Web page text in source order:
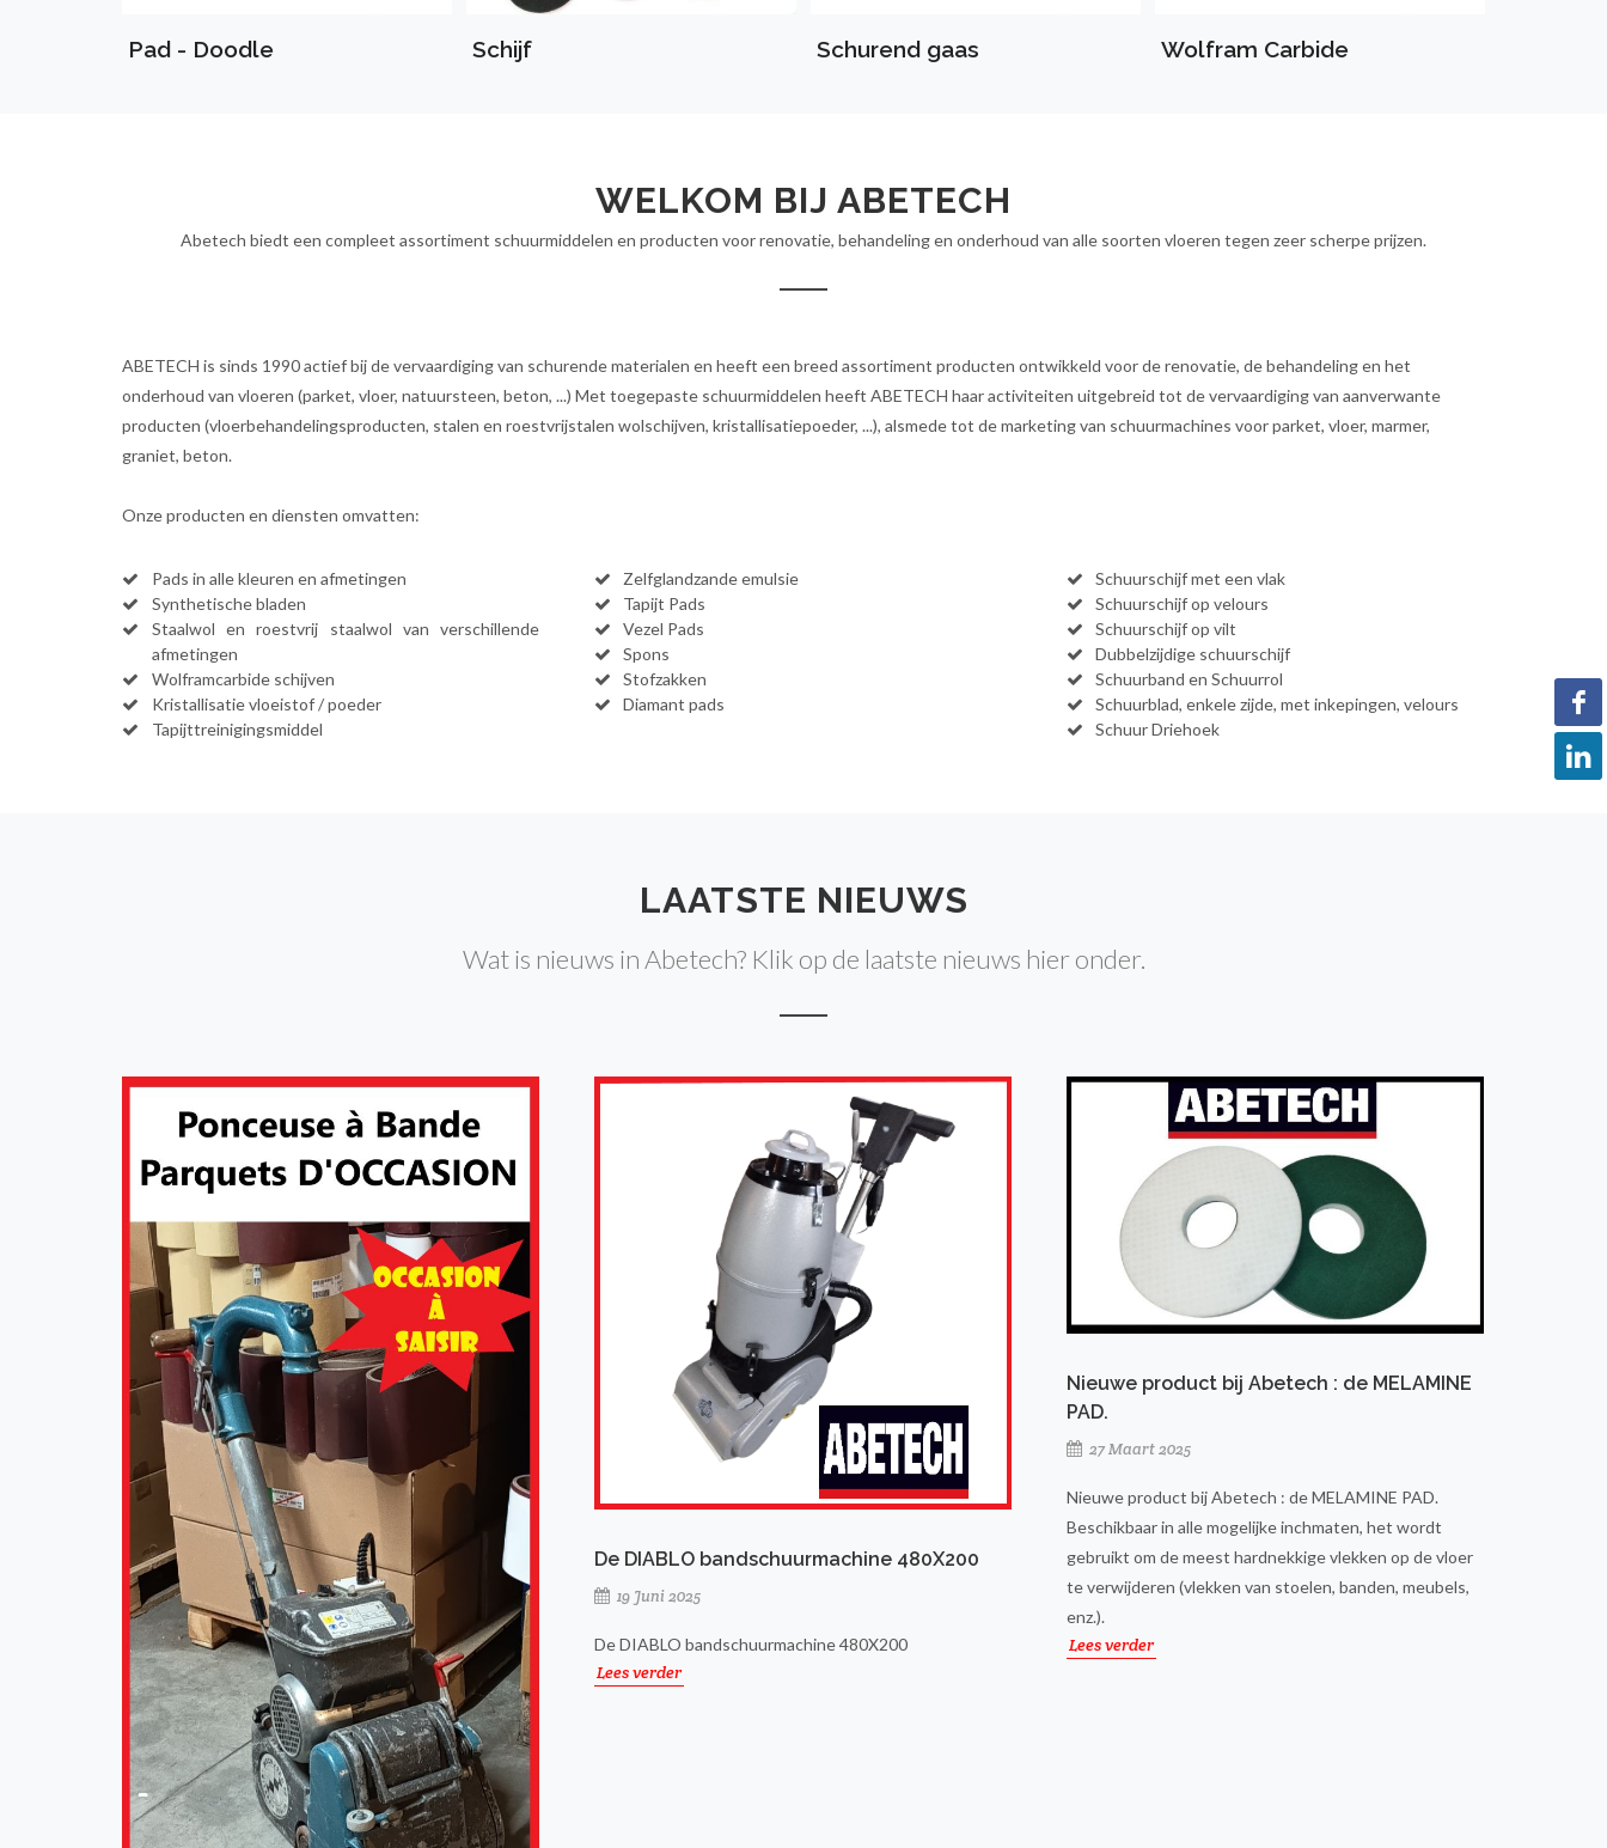
Pad - Doodle Schijf Schurend gaas Wolfram Carbide
WELKOM BIJ ABETECH
Abetech biedt een compleet assortiment schuurmiddelen en producten voor renovatie, behandeling en onderhoud van alle soorten vloeren tegen zeer scherpe prijzen.
ABETECH is sinds 1990 actief bij de vervaardiging van schurende materialen en heeft een breed assortiment producten ontwikkeld voor de renovatie, de behandeling en het
onderhoud van vloeren (parket, vloer, natuursteen, beton, ...) Met toegepaste schuurmiddelen heeft ABETECH haar activiteiten uitgebreid tot de vervaardiging van aanverwante
producten (vloerbehandelingsproducten, stalen en roestvrijstalen wolschijven, kristallisatiepoeder, ...), alsmede tot de marketing van schuurmachines voor parket, vloer, marmer,
graniet, beton.
Onze producten en diensten omvatten:
Pads in alle kleuren en afmetingen
Synthetische bladen
Staalwol en roestvrij staalwol van verschillende
afmetingen
Wolframcarbide schijven
Kristallisatie vloeistof / poeder
Tapijttreinigingsmiddel
Zelfglandzande emulsie
Tapijt Pads
Vezel Pads
Spons
Stofzakken
Diamant pads
Schuurschijf met een vlak
Schuurschijf op velours
Schuurschijf op vilt
Dubbelzijdige schuurschijf
Schuurband en Schuurrol
Schuurblad, enkele zijde, met inkepingen, velours
Schuur Driehoek
LAATSTE NIEUWS
Wat is nieuws in Abetech? Klik op de laatste nieuws hier onder.
De DIABLO bandschuurmachine 480X200
19 Juni 2025
De DIABLO bandschuurmachine 480X200
Lees verder
Nieuwe product bij Abetech : de MELAMINE
PAD.
27 Maart 2025
Nieuwe product bij Abetech : de MELAMINE PAD.
Beschikbaar in alle mogelijke inchmaten, het wordt
gebruikt om de meest hardnekkige vlekken op de vloer
te verwijderen (vlekken van stoelen, banden, meubels,
enz.).
Lees verder